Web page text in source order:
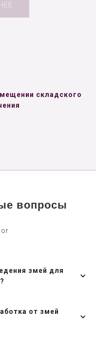
складского
вопросы
змей для
от змей